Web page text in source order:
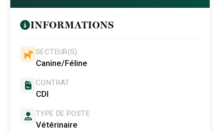
INFORMATIONS
SECTEUR(S)
Canine/Féline
CONTRAT
CDI
TYPE DE POSTE
Vétérinaire